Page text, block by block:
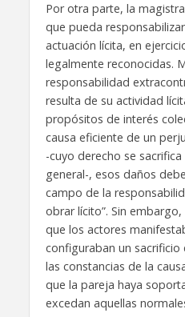
Por otra parte, la
que pueda
actuación lícita, en
legalmente reconocidas.
responsabilidad
resulta de su actividad
propósitos de interés
causa eficiente de un
-cuyo derecho se
general-, esos daños
campo de la
obrar lícito”. Sin
que los actores
configuraban un
las constancias de la
que la pareja haya
excedan aquellas